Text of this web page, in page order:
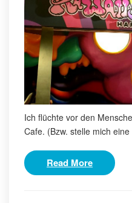
Ich flüchte vor den
Cafe. (Bzw. stelle mich
Read More